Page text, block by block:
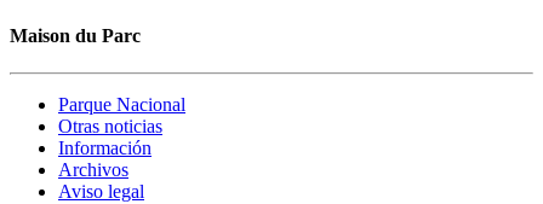
Maison du Parc
Parque Nacional
Otras noticias
Información
Archivos
Aviso legal